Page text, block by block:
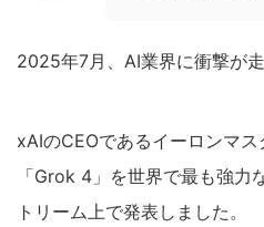
2025年7月、AI業界に衝撃が走
xAIのCEOであるイーロンマ
「Grok 4」を世界で最も強力
トリーム上で発表しました。